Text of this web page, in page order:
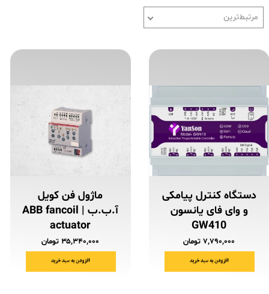
مرتبط‌ترین
دستگاه کنترل پیامکی
و وای فای یانسون
GW410
۷,۷۹۰,۰۰۰ تومان
افزودن به سبد خرید
ماژول فن کویل
آ.ب.ب | ABB fancoil
actuator
۳۵,۳۴۰,۰۰۰ تومان
افزودن به سبد خرید